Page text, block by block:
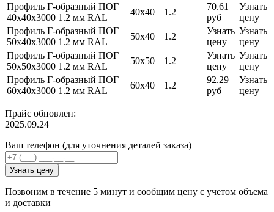
Профиль Г-образный ПОГ
40х40х3000 1.2 мм RAL
40х40 1.2
70.61
руб
Узнать
цену
Профиль Г-образный ПОГ
50х40х3000 1.2 мм RAL
50х40 1.2
Узнать
цену
Узнать
цену
Профиль Г-образный ПОГ
50х50х3000 1.2 мм RAL
50х50 1.2
Узнать
цену
Узнать
цену
Профиль Г-образный ПОГ
60х40х3000 1.2 мм RAL
60х40 1.2
92.29
руб
Узнать
цену
Прайс обновлен:
2025.09.24
Ваш телефон (для уточнения деталей заказа)
Узнать цену
Позвоним в течение 5 минут и сообщим цену с учетом объема
и доставки